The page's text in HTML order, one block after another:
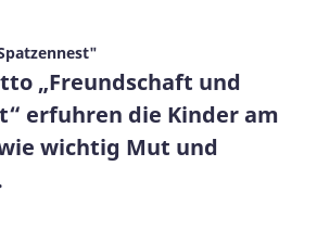
„Freundschaft und
erfuhren die Kinder am
wichtig Mut und